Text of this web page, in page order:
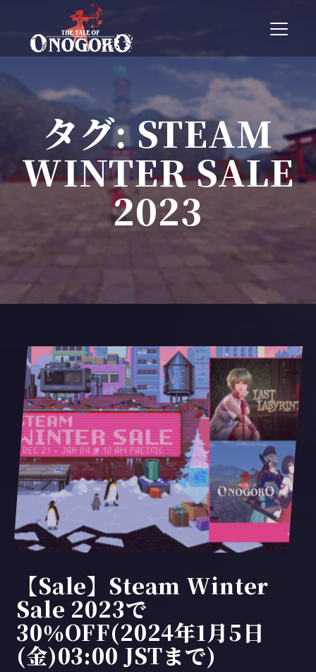
T
g
e
n
v
i
g
a
タグ:STEAM
WINTER SALE
2023
【Sale】Steam Winter
Sale 2023で
30％OFF(2024年1月5日
(金)03:00 JSTまで)